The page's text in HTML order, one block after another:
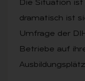
Die Situation
dramatisch ist
Umfrage der
Betriebe auf